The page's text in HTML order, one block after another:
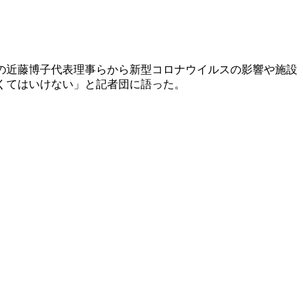
藤博子代表理事らから新型コロナウイルスの影響や施設
はいけない」と記者団に語った。